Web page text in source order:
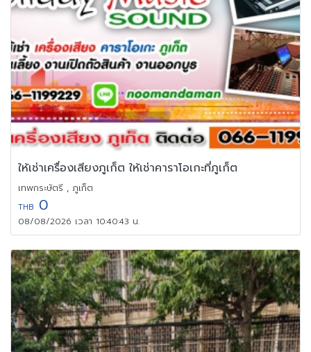
ให้เช่าเครื่องเสียงภูเก็ต ให้เช่าคาราโอเกะที่ภูเก็ต
เทพกระษัตรี , ภูเก็ต
THB 0
08/08/2026 เวลา 10:40:43 น.